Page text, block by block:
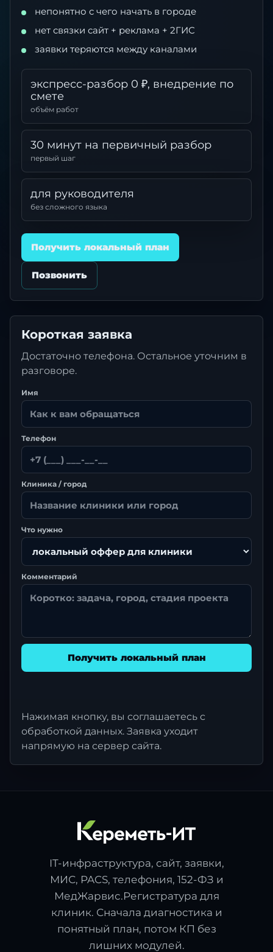
непонятно с чего начать в городе
нет связки сайт + реклама + 2ГИС
заявки теряются между каналами
экспресс-разбор 0 ₽, внедрение по
смете
объём работ
30 минут на первичный разбор
первый шаг
для руководителя
без сложного языка
Получить локальный план
Позвонить
Короткая заявка
Достаточно телефона. Остальное уточним в
разговоре.
Имя
Телефон
Клиника / город
Что нужно
Комментарий
Получить локальный план
Нажимая кнопку, вы соглашаетесь с
обработкой данных. Заявка уходит
напрямую на сервер сайта.
IT-инфраструктура, сайт, заявки,
МИС, PACS, телефония, 152-ФЗ и
МедЖарвис.Регистратура для
клиник. Сначала диагностика и
понятный план, потом КП без
лишних модулей.